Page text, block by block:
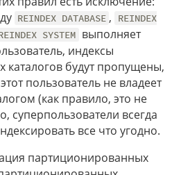
REINDEX DATABASE ,
REINDEX
SYSTEM выполняет
индексы
каталогов будут пропущены,
пользователь не владеет
(как правило, это не
суперпользователи всегда
все что угодно.
партиционированных